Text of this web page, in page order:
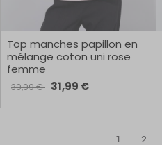
Top manches papillon en
mélange coton uni rose
femme
39,99 € 31,99 €
1 2